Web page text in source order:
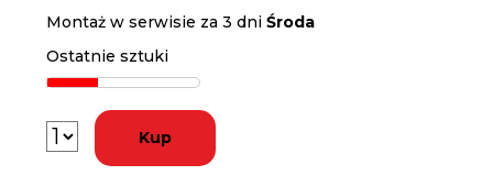
Montaż w serwisie za 3 dniŚroda
Ostatnie sztuki
Kup